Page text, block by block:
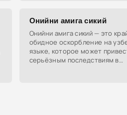
Онийни амига сикий
Онийни амига сикий — это
обидное оскорбление на
языке, которое может
серьёзным последствиям в